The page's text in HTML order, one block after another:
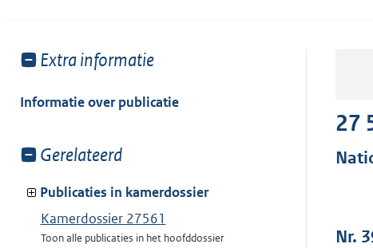
Toon
van:
Extra informatie
Informatie over publicatie
Toon
van:
Gerelateerd
Publicaties in kamerdossier
Kamerdossier 27561
Toon alle publicaties in het hoofddossier
27
Nr.